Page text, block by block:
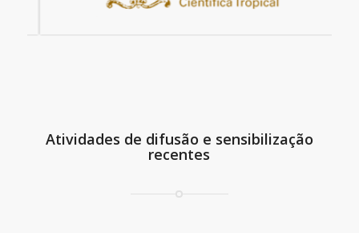
Atividades de difusão e sensibilização
recentes